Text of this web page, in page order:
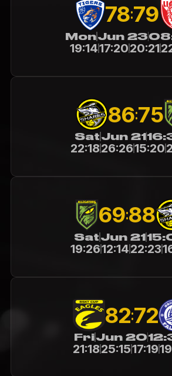
78:79
MonJun 23
19:1417:2020:21
86:75
SatJun 21
22:1826:2615:20
69:88
SatJun 21
19:2612:1422:23
82:72
FriJun 20
21:1825:1517:19